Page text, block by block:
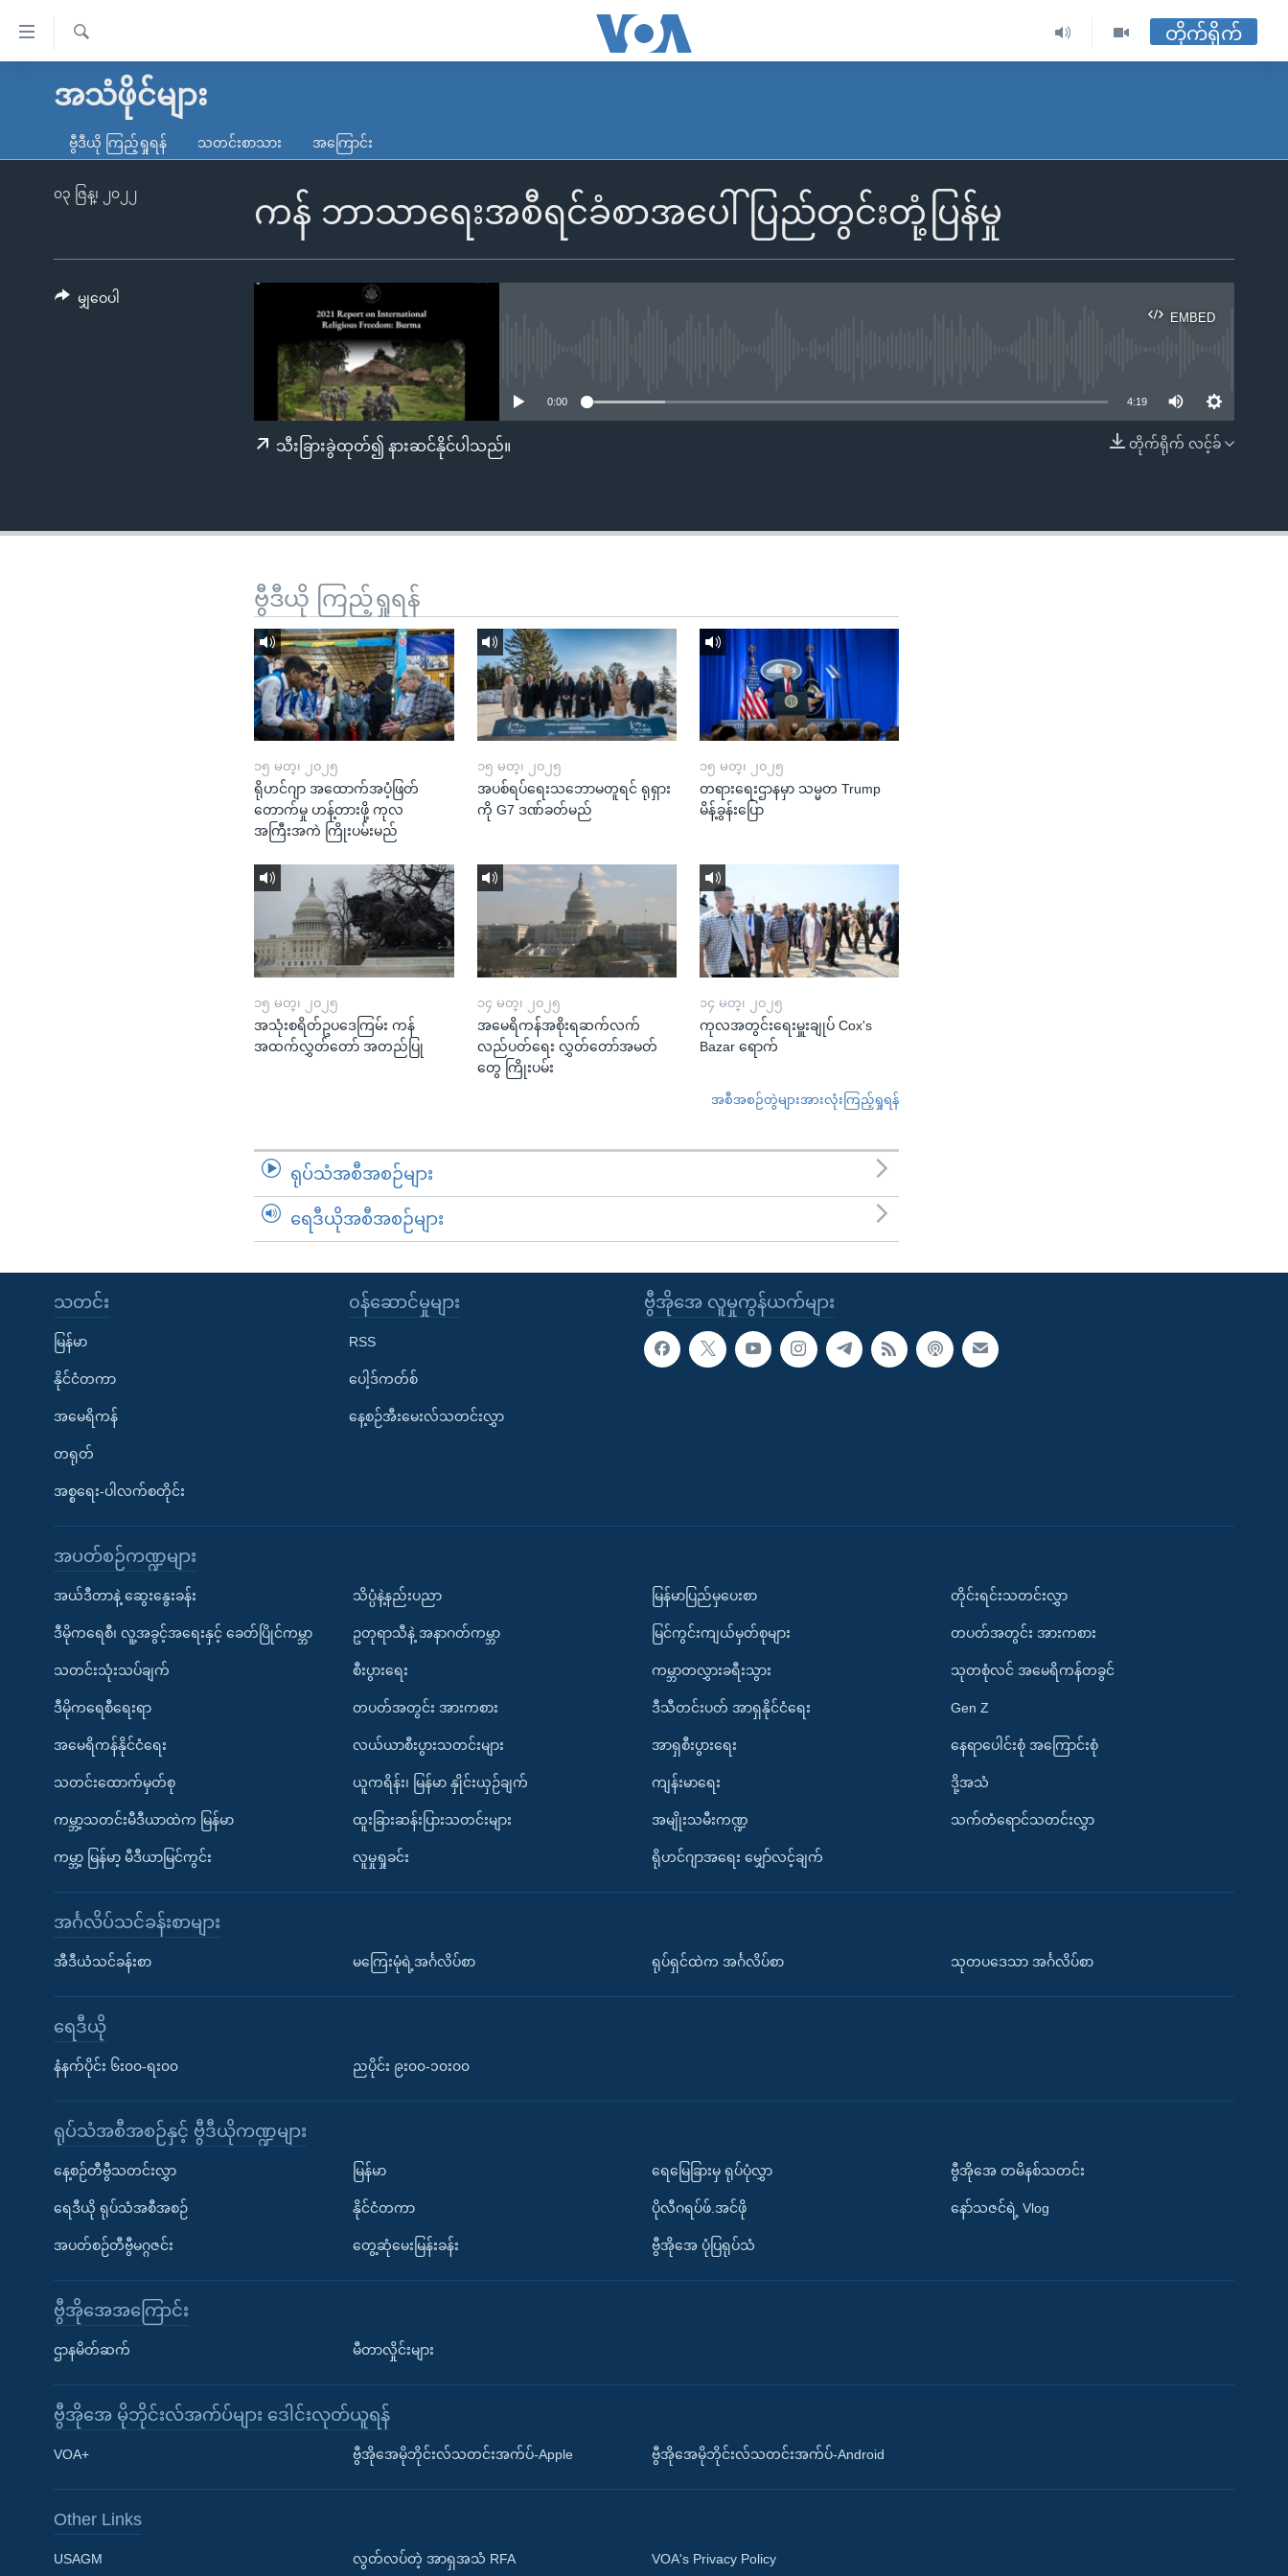
လွယ်ကူ
သည့်
ကျော်
မူလစာမျက်နှာ
ကမ္ဘာ့သတင်းများ
နိုင်ငံတကာ
တရုတ်
အစ္စရေး-ပါလက်စတိုင်း
ရပ်ဝန်းတခု လမ်းတခု အလွန်
အင်္ဂလိပ်စာလေ့လာမယ်
Learning English
ရ
တိုက်ရိုက်
အသံဖိုင်များ
ဗွီဒီယို ကြည့်ရှုရန် သတင်းစာသား အကြောင်း
ကန် ဘာသာရေးအစီရင်ခံစာအပေါ် ပြည်တွင်းတုံ့ပြန်မှု
၀၃ ဇြန္၊ ၂၀၂၂
EMBED
EMBED
0:00 4:19
တိုက်ရိုက် လင့်ခ်
သီးခြားခွဲထုတ်၍ နားဆင်နိုင်ပါသည်။
မျှဝေပါ
ဗွီဒီယို ကြည့်ရှုရန်
၁၅ မတ္၊ ၂၀၂၅
ရိုဟင်ဂျာ အထောက်အပံ့ဖြတ်
တောက်မှု ဟန့်တားဖို့ ကုလ
အကြီးအကဲ ကြိုးပမ်းမည်
၁၅ မတ္၊ ၂၀၂၅
အပစ်ရပ်ရေးသဘောမတူရင် ရုရှား
ကို G7 ဒဏ်ခတ်မည်
၁၅ မတ္၊ ၂၀၂၅
တရားရေးဌာနမှာ သမ္မတ Trump
မိန့်ခွန်းပြော
၁၅ မတ္၊ ၂၀၂၅
အသုံးစရိတ်ဥပဒေကြမ်း ကန်
အထက်လွှတ်တော် အတည်ပြု
၁၄ မတ္၊ ၂၀၂၅
အမေရိကန်အစိုးရဆက်လက်
လည်ပတ်ရေး လွှတ်တော်အမတ်
တွေ ကြိုးပမ်း
၁၄ မတ္၊ ၂၀၂၅
ကုလအတွင်းရေးမှူးချုပ် Cox's
Bazar ရောက်
အစီအစဉ်တွဲများအားလုံးကြည့်ရှုရန်
ရုပ်သံအစီအစဉ်များ
ရေဒီယိုအစီအစဉ်များ
ဗွီအိုအေ လူမှုကွန်ယက်များ
သတင်း
မြန်မာ
နိုင်ငံတကာ
အမေရိကန်
တရုတ်
အစ္စရေး-ပါလက်စတိုင်း
၀န်ဆောင်မှုများ
RSS
ပေါ့ဒ်ကတ်စ်
နေ့စဉ်အီးမေးလ်သတင်းလွှာ
အပတ်စဉ်ကဏ္ဍများ
အယ်ဒီတာနဲ့ ဆွေးနွေးခန်း
ဒီမိုကရေစီ၊ လူ့အခွင့်အရေးနှင့် ခေတ်ပြိုင်ကမ္ဘာ
သတင်းသုံးသပ်ချက်
ဒီမိုကရေစီရေးရာ
အမေရိကန်နိုင်ငံရေး
သတင်းထောက်မှတ်စု
ကမ္ဘာ့သတင်းမီဒီယာထဲက မြန်မာ
ကမ္ဘာ့ မြန်မာ့ မီဒီယာမြင်ကွင်း
သိပ္ပံနဲ့နည်းပညာ
ဥတုရာသီနဲ့ အနာဂတ်ကမ္ဘာ
စီးပွားရေး
တပတ်အတွင်း အားကစား
လယ်ယာစီးပွားသတင်းများ
ယူကရိန်း၊ မြန်မာ နှိုင်းယှဉ်ချက်
ထူးခြားဆန်းပြားသတင်းများ
လူမှုရှုခင်း
မြန်မာပြည်မှပေးစာ
မြင်ကွင်းကျယ်မှတ်စုများ
ကမ္ဘာတလွှားခရီးသွား
ဒီသီတင်းပတ် အာရှနိုင်ငံရေး
အာရှစီးပွားရေး
ကျန်းမာရေး
အမျိုးသမီးကဏ္ဍ
ရိုဟင်ဂျာအရေး မျှော်လင့်ချက်
တိုင်းရင်းသတင်းလွှာ
တပတ်အတွင်း အားကစား
သုတစုံလင် အမေရိကန်တခွင်
Gen Z
နေရာပေါင်းစုံ အကြောင်းစုံ
ဒို့အသံ
သက်တံရောင်သတင်းလွှာ
အင်္ဂလိပ်သင်ခန်းစာများ
အီဒီယံသင်ခန်းစာ မကြေးမုံရဲ့အင်္ဂလိပ်စာ ရုပ်ရှင်ထဲက အင်္ဂလိပ်စာ သုတပဒေသာ အင်္ဂလိပ်စာ
ရေဒီယို
နံနက်ပိုင်း ၆း၀၀-ရး၀၀ ညပိုင်း ၉း၀၀-၁၀း၀၀
ရုပ်သံအစီအစဉ်နှင့် ဗွီဒီယိုကဏ္ဍများ
နေ့စဉ်တီဗွီသတင်းလွှာ
ရေဒီယို ရုပ်သံအစီအစဉ်
အပတ်စဉ်တီဗွီမဂ္ဂဇင်း
မြန်မာ
နိုင်ငံတကာ
တွေ့ဆုံမေးမြန်းခန်း
ရေမြေခြားမှ ရုပ်ပုံလွှာ
ပိုလီဂရပ်ဖ်.အင်ဖို
ဗွီအိုအေ ပုံပြရုပ်သံ
ဗွီအိုအေ တမိနစ်သတင်း
နော်သဇင်ရဲ့ Vlog
ဗွီအိုအေအကြောင်း
ဌာနမိတ်ဆက် မီတာလှိုင်းများ
ဗွီအိုအေ မိုဘိုင်းလ်အက်ပ်များ ဒေါင်းလုတ်ယူရန်
VOA+ ဗွီအိုအေမိုဘိုင်းလ်သတင်းအက်ပ်-Apple ဗွီအိုအေမိုဘိုင်းလ်သတင်းအက်ပ်-Android
Other Links
USAGM လွတ်လပ်တဲ့ အာရှအသံ RFA VOA's Privacy Policy